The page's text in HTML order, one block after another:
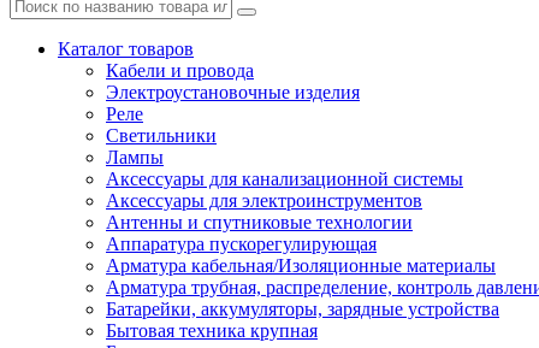
Каталог товаров
Кабели и провода
Электроустановочные изделия
Реле
Светильники
Лампы
Аксессуары для канализационной системы
Аксессуары для электроинструментов
Антенны и спутниковые технологии
Аппаратура пускорегулирующая
Арматура кабельная/Изоляционные материалы
Арматура трубная, распределение, контроль
Батарейки, аккумуляторы, зарядные устройства
Бытовая техника крупная